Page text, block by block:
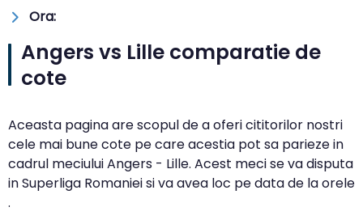
Ora:
Angers vs Lille comparatie de
cote
Aceasta pagina are scopul de a oferi cititorilor nostri
cele mai bune cote pe care acestia pot sa parieze in
cadrul meciului Angers - Lille. Acest meci se va disputa
in Superliga Romaniei si va avea loc pe data de la orele
.